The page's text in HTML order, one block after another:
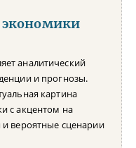
экономики
аналитический
и прогнозы.
картина
с акцентом на
вероятные сценарии